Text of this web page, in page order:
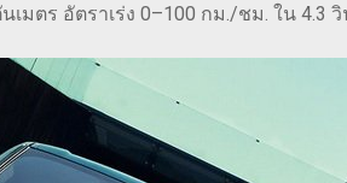
เมตร อัตราเร่ง 0–100 กม./ชม. ใน 4.3